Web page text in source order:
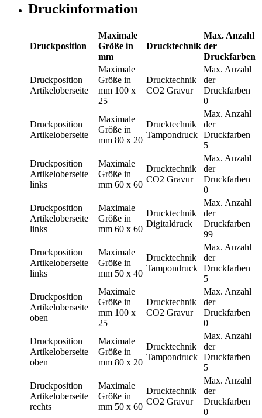
Druckinformation
Druckposition
Maximale
Größe in
mm
Drucktechnik
Max. Anzahl
der
Druckfarben
Druckposition
Artikeloberseite
Maximale
Größe in
mm 100 x
25
Drucktechnik
CO2 Gravur
Max. Anzahl
der
Druckfarben
0
Druckposition
Artikeloberseite
Maximale
Größe in
mm 80 x 20
Drucktechnik
Tampondruck
Max. Anzahl
der
Druckfarben
5
Druckposition
Artikeloberseite
links
Maximale
Größe in
mm 60 x 60
Drucktechnik
CO2 Gravur
Max. Anzahl
der
Druckfarben
0
Druckposition
Artikeloberseite
links
Maximale
Größe in
mm 60 x 60
Drucktechnik
Digitaldruck
Max. Anzahl
der
Druckfarben
99
Druckposition
Artikeloberseite
links
Maximale
Größe in
mm 50 x 40
Drucktechnik
Tampondruck
Max. Anzahl
der
Druckfarben
5
Druckposition
Artikeloberseite
oben
Maximale
Größe in
mm 100 x
25
Drucktechnik
CO2 Gravur
Max. Anzahl
der
Druckfarben
0
Druckposition
Artikeloberseite
oben
Maximale
Größe in
mm 80 x 20
Drucktechnik
Tampondruck
Max. Anzahl
der
Druckfarben
5
Druckposition
Artikeloberseite
rechts
Maximale
Größe in
mm 50 x 60
Drucktechnik
CO2 Gravur
Max. Anzahl
der
Druckfarben
0